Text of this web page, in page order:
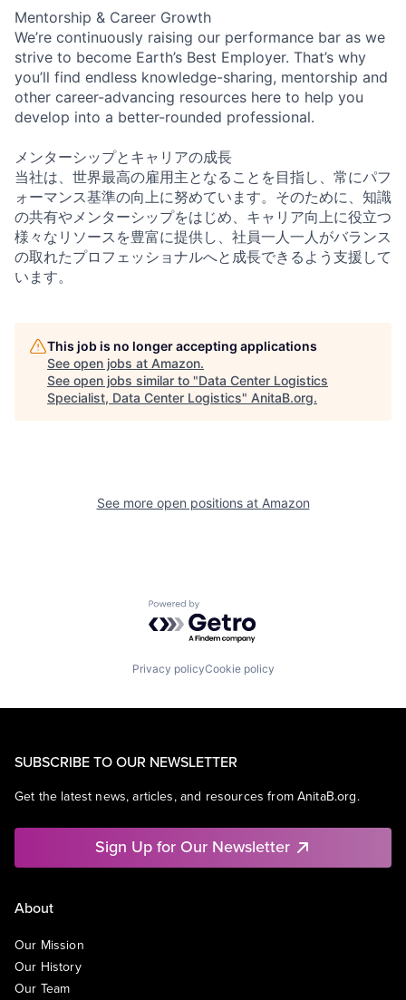
Mentorship & Career Growth
We’re continuously raising our performance bar as we
strive to become Earth’s Best Employer. That’s why
you’ll find endless knowledge-sharing, mentorship and
other career-advancing resources here to help you
develop into a better-rounded professional.
メンターシップとキャリアの成長
当社は、世界最高の雇用主となることを目指し、常にパフ
ォーマンス基準の向上に努めています。そのために、知識
の共有やメンターシップをはじめ、キャリア向上に役立つ
様々なリソースを豊富に提供し、社員一人一人がバランス
の取れたプロフェッショナルへと成長できるよう支援して
います。
This job is no longer accepting applications
See open jobs at Amazon.
See open jobs similar to "Data Center Logistics
Specialist, Data Center Logistics" AnitaB.org.
See more open positions at Amazon
Powered by Getro.com
Privacy policyCookie policy
SUBSCRIBE TO OUR NEWSLETTER
Get the latest news, articles, and resources from AnitaB.org.
Sign Up for Our Newsletter
About
Our Mission
Our History
Our Team